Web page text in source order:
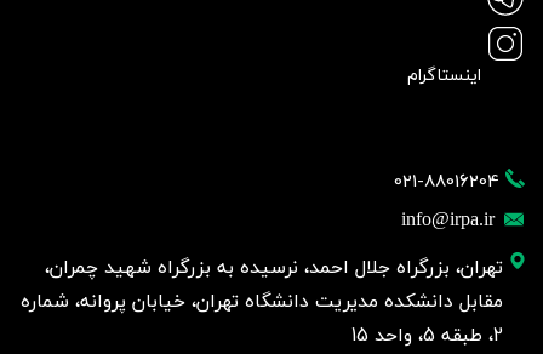
021-88016204
info@irpa.ir
تهران، بزرگراه جلال احمد، نرسیده به بزرگراه شهید چمران،
مقابل دانشکده مدیریت دانشگاه تهران، خیابان پروانه، شماره
2، طبقه 5، واحد 15
اینستاگرام